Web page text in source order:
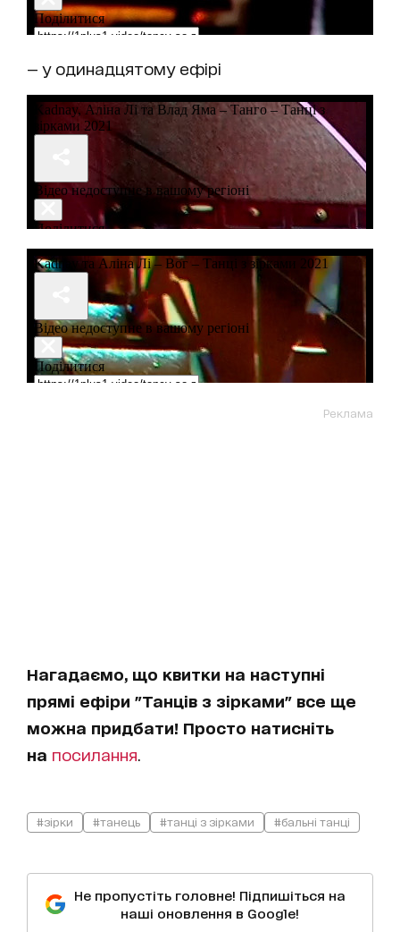
— у одинадцятому ефірі
Реклама
Нагадаємо, що квитки на наступні
прямі ефіри "Танців з зірками" все ще
можна придбати! Просто натисніть
на посилання
#зірки #танець #танці з зірками #бальні танці
Не пропустіть головне! Підпишіться на
наші оновлення в Google!